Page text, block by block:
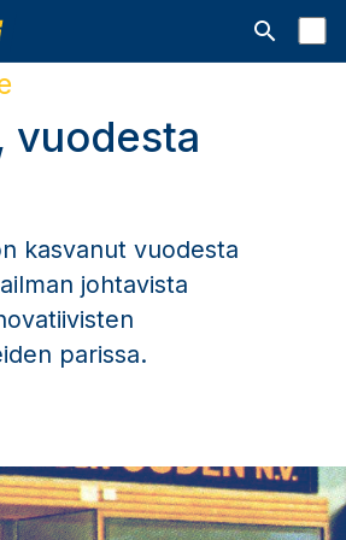
Avaa
vuodesta
kasvanut vuodesta
johtavista
parissa.